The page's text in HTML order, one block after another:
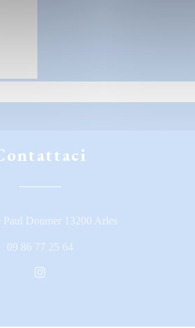
Paul Doumer 13200 Arles((apre una nuova
09 86 77 25 64